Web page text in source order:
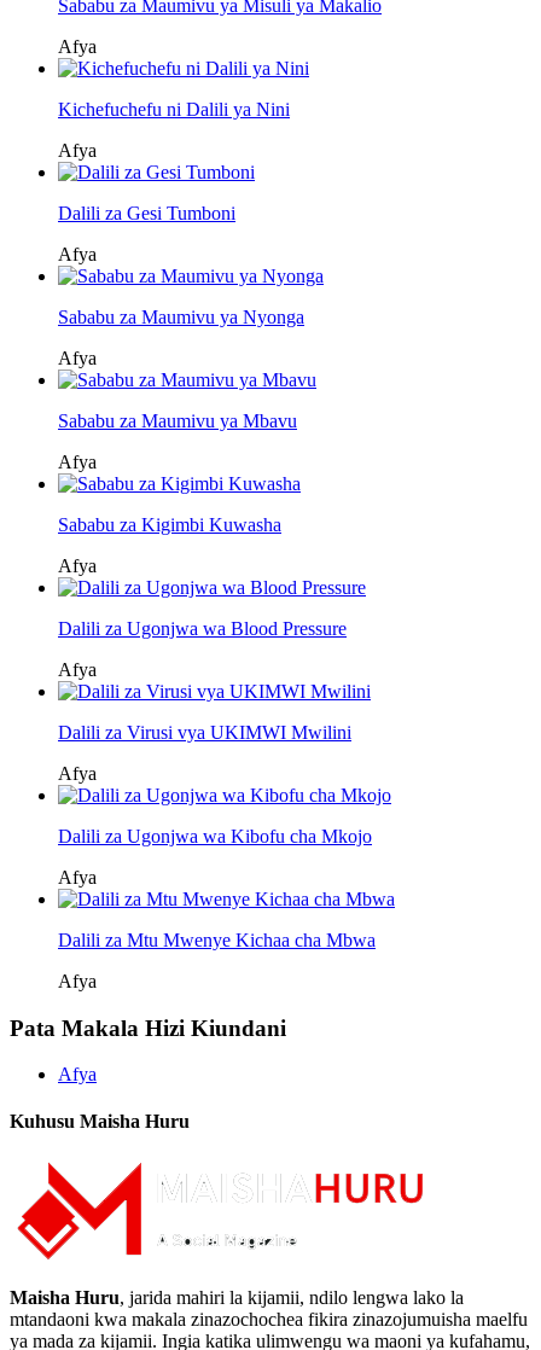
Sababu za Maumivu ya Misuli ya Makalio
Afya
Kichefuchefu ni Dalili ya Nini
Afya
Dalili za Gesi Tumboni
Afya
Sababu za Maumivu ya Nyonga
Afya
Sababu za Maumivu ya Mbavu
Afya
Sababu za Kigimbi Kuwasha
Afya
Dalili za Ugonjwa wa Blood Pressure
Afya
Dalili za Virusi vya UKIMWI Mwilini
Afya
Dalili za Ugonjwa wa Kibofu cha Mkojo
Afya
Dalili za Mtu Mwenye Kichaa cha Mbwa
Afya
Pata Makala Hizi Kiundani
Afya
Kuhusu Maisha Huru
Maisha Huru, jarida mahiri la kijamii, ndilo lengwa lako la
mtandaoni kwa makala zinazochochea fikira zinazojumuisha maelfu
ya mada za kijamii. Ingia katika ulimwengu wa maoni ya kufahamu,